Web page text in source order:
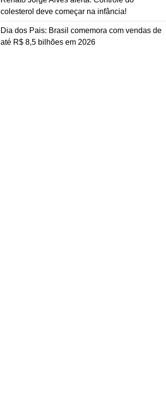
colesterol deve começar na infância!
Dia dos Pais: Brasil comemora com vendas de
até R$ 8,5 bilhões em 2026